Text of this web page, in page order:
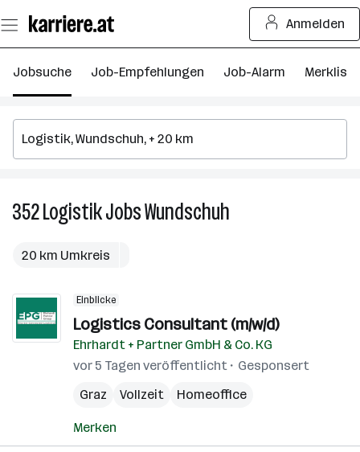
Seiteninhalt
springen
Anmelden
Jobsuche Job-Empfehlungen Job-Alarm Merkliste
352LogistikJobsWundschuh
20 km Umkreis
Einblicke
Logistics Consultant (m/w/d)
Ehrhardt + Partner GmbH & Co. KG
vor 5 Tagen veröffentlicht
Gesponsert
Graz
Vollzeit Homeoffice
Merken